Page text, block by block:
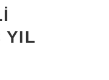
YIL